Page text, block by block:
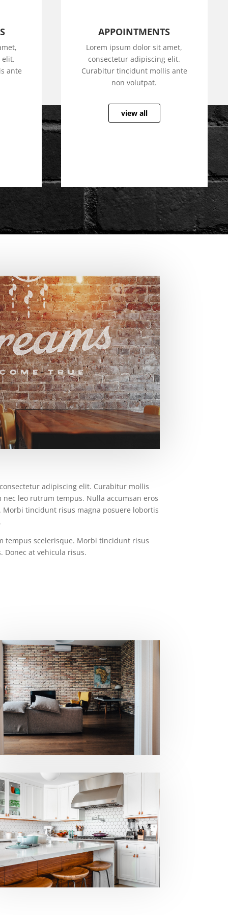
elit.
ante
APPOINTMENTS
Lorem ipsum dolor sit amet,
consectetur adipiscing elit.
Curabitur tincidunt mollis ante
non volutpat.
view all
adipiscing elit. Curabitur mollis
leo rutrum tempus. Nulla accumsan eros
Morbi tincidunt risus magna posuere lobortis
tempus scelerisque. Morbi tincidunt risus
Donec at vehicula risus.